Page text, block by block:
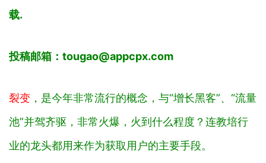
载.
投稿邮箱：tougao@appcpx.com
裂变 ，是今年非常流行的概念，与“增长黑客”、“流量
池”并驾齐驱，非常火爆，火到什么程度？连教培行
业的龙头都用来作为获取用户的主要手段。